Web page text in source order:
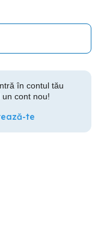
în contul tău
cont nou!
te